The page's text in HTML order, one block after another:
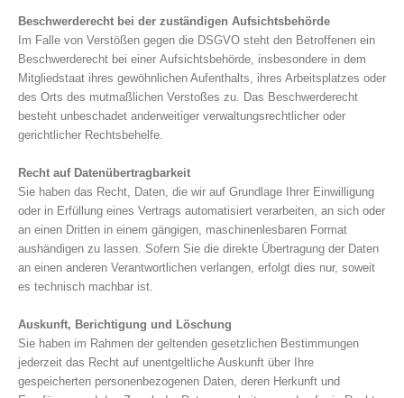
Beschwerderecht bei der zuständigen Aufsichtsbehörde
Im Falle von Verstößen gegen die DSGVO steht den Betroffenen ein
Beschwerderecht bei einer Aufsichtsbehörde, insbesondere in dem
Mitgliedstaat ihres gewöhnlichen Aufenthalts, ihres Arbeitsplatzes oder
des Orts des mutmaßlichen Verstoßes zu. Das Beschwerderecht
besteht unbeschadet anderweitiger verwaltungsrechtlicher oder
gerichtlicher Rechtsbehelfe.
Recht auf Datenübertragbarkeit
Sie haben das Recht, Daten, die wir auf Grundlage Ihrer Einwilligung
oder in Erfüllung eines Vertrags automatisiert verarbeiten, an sich oder
an einen Dritten in einem gängigen, maschinenlesbaren Format
aushändigen zu lassen. Sofern Sie die direkte Übertragung der Daten
an einen anderen Verantwortlichen verlangen, erfolgt dies nur, soweit
es technisch machbar ist.
Auskunft, Berichtigung und Löschung
Sie haben im Rahmen der geltenden gesetzlichen Bestimmungen
jederzeit das Recht auf unentgeltliche Auskunft über Ihre
gespeicherten personenbezogenen Daten, deren Herkunft und